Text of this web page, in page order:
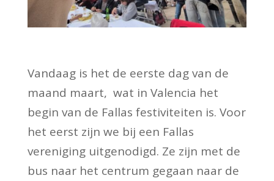
Vandaag is het de eerste dag van de
maand maart, wat in Valencia het
begin van de Fallas festiviteiten is. Voor
het eerst zijn we bij een Fallas
vereniging uitgenodigd. Ze zijn met de
bus naar het centrum gegaan naar de